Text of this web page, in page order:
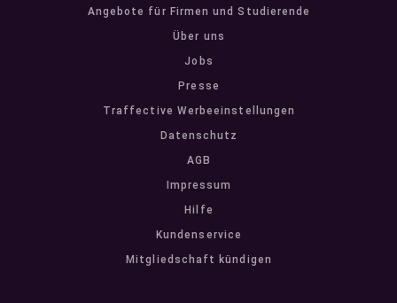
Angebote für Firmen und Studierende
Über uns
Jobs
Presse
Traffective Werbeeinstellungen
Datenschutz
AGB
Impressum
Hilfe
Kundenservice
Mitgliedschaft kündigen